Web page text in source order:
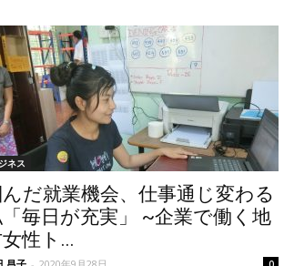
ネス
だ就業機会、仕事通じ変わる
毎日が充実」 ~企業で働く地
性ト...